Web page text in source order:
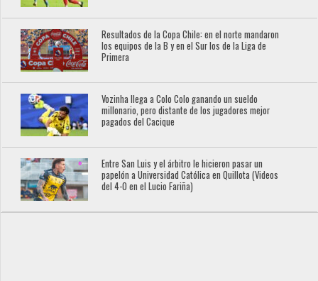
Resultados de la Copa Chile: en el norte mandaron
los equipos de la B y en el Sur los de la Liga de
Primera
Vozinha llega a Colo Colo ganando un sueldo
millonario, pero distante de los jugadores mejor
pagados del Cacique
Entre San Luis y el árbitro le hicieron pasar un
papelón a Universidad Católica en Quillota (Videos
del 4-0 en el Lucio Fariña)